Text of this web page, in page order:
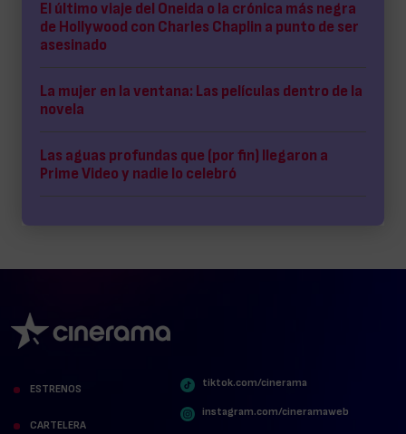
El último viaje del Oneida o la crónica más negra
de Hollywood con Charles Chaplin a punto de ser
asesinado
La mujer en la ventana: Las películas dentro de la
novela
Las aguas profundas que (por fin) llegaron a
Prime Video y nadie lo celebró
ESTRENOS
CARTELERA
tiktok.com/cinerama
instagram.com/cineramaweb